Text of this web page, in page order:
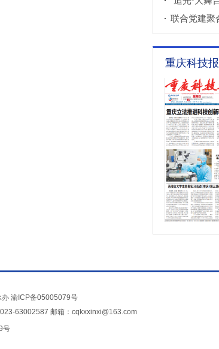
重庆科技报
办 渝ICP备05005079号
63002587 邮箱：cqkxxinxi@163.com
号